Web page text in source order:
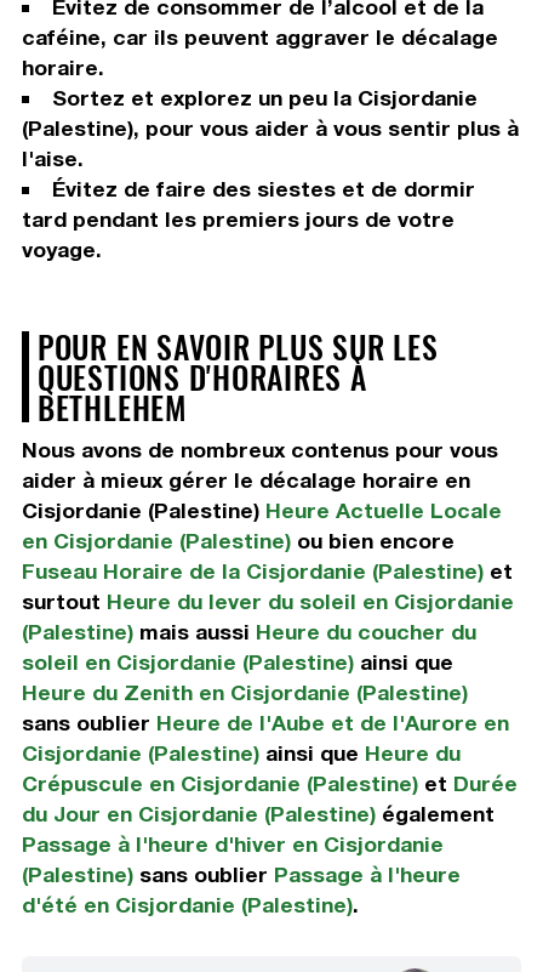
Evitez de consommer de l’alcool et de la
caféine, car ils peuvent aggraver le décalage
horaire.
Sortez et explorez un peu la Cisjordanie
(Palestine), pour vous aider à vous sentir plus à
l'aise.
Évitez de faire des siestes et de dormir
tard pendant les premiers jours de votre
voyage.
POUR EN SAVOIR PLUS SUR LES
QUESTIONS D'HORAIRES À
BETHLEHEM
Nous avons de nombreux contenus pour vous
aider à mieux gérer le décalage horaire en
Cisjordanie (Palestine) Heure Actuelle Locale
en Cisjordanie (Palestine)ou bien encore
Fuseau Horaire de la Cisjordanie (Palestine)et
surtout Heure du lever du soleil en Cisjordanie
(Palestine)mais aussi Heure du coucher du
soleil en Cisjordanie (Palestine)ainsi que
Heure du Zenith en Cisjordanie (Palestine)
sans oublier Heure de l'Aube et de l'Aurore en
Cisjordanie (Palestine)ainsi que Heure du
Crépuscule en Cisjordanie (Palestine)et Durée
du Jour en Cisjordanie (Palestine)également
Passage à l'heure d'hiver en Cisjordanie
(Palestine)sans oublier Passage à l'heure
d'été en Cisjordanie (Palestine).